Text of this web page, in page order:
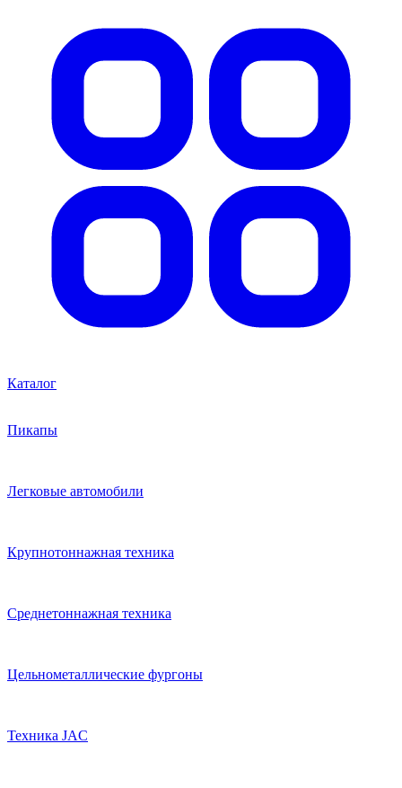
Каталог
Пикапы
Легковые автомобили
Крупнотоннажная техника
Среднетоннажная техника
Цельнометаллические фургоны
Техника JAC